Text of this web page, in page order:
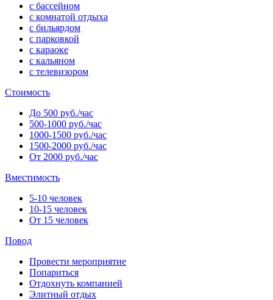
с бассейном
с комнатой отдыха
с бильярдом
с парковкой
с караоке
с кальяном
с телевизором
Стоимость
До 500 руб./час
500-1000 руб./час
1000-1500 руб./час
1500-2000 руб./час
От 2000 руб./час
Вместимость
5-10 человек
10-15 человек
От 15 человек
Повод
Провести мероприятие
Попариться
Отдохнуть компанией
Элитный отдых